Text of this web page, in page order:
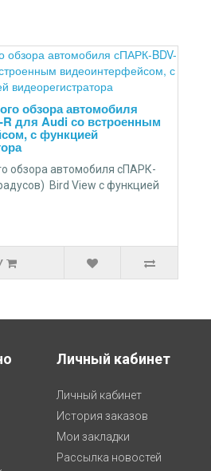
обзора автомобиля
для Audi со встроенным
с функцией
обзора автомобиля сПАРК-
Bird View с функцией
Личный кабинет
Личный кабинет
История заказов
Мои закладки
Рассылка новостей